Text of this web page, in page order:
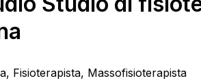
Fisioterapista, Massofisioterapista